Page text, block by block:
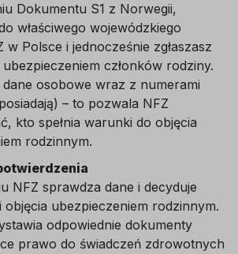
Dokumentu S1 z Norwegii,
właściwego wojewódzkiego
w Polsce i jednocześnie zgłaszasz
członków rodziny.
dane osobowe wraz z numerami
– to pozwala NFZ
kto spełnia warunki do objęcia
rodzinnym.
NFZ sprawdza dane i decyduje
objęcia ubezpieczeniem rodzinnym.
odpowiednie dokumenty
prawo do świadczeń zdrowotnych